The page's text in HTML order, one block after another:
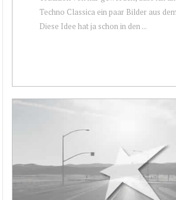
Techno Classica ein paar Bilder aus
Diese Idee hat ja schon in den ...